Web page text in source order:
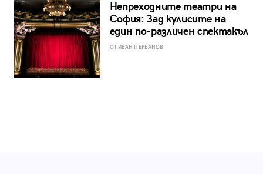
Непреходните театри на
София: Зад кулисите на
един по-различен спектакъл
ОТ ИВАН ПЪРВАНОВ